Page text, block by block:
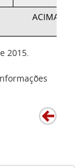
ACIMA DE 60
2015.